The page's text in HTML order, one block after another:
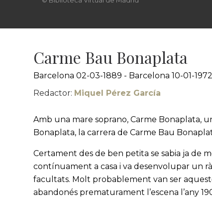
Carme Bau Bonaplata
Barcelona 02-03-1889 - Barcelona 10-01-1972
Redactor: Miquel Pérez García
Amb una mare soprano, Carme Bonaplata,
Bonaplata, la carrera de Carme Bau
Certament des de ben petita se sabia ja de
contínuament a casa i va desenvolupar un
facultats. Molt probablement van ser
abandonés prematurament l’escena l’any